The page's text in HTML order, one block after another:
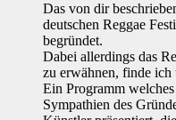
Das von dir
deutschen Reggae
begründet.
Dabei allerdings das
zu erwähnen, finde
Ein Programm
Sympathien des